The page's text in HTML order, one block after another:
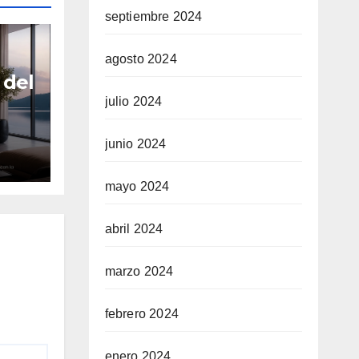
del
septiembre 2024
agosto 2024
julio 2024
junio 2024
mayo 2024
abril 2024
marzo 2024
febrero 2024
enero 2024